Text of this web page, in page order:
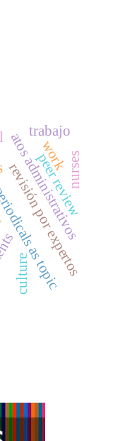
as topic
revisión por expertos
atos administrativos
peer review
nurses
culture
work
trabajo